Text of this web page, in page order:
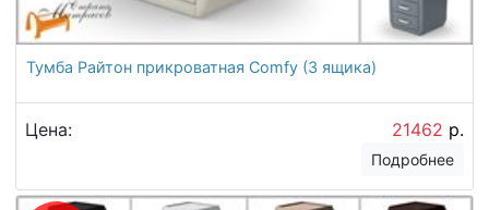
Тумба Райтон прикроватная Comfy (3 ящика)
Цена: 21462 р.
Подробнее